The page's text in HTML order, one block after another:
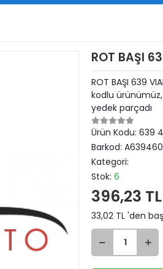
ROT BAŞI
ROT BAŞI 639
kodlu
yedek parçadı
Ürün Kodu: 639
Barkod:
Kategori:
Stok: 6
396,23 TL
33,02 TL 'den